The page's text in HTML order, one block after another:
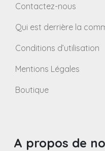
Contactez-nous
Qui est derrière la
Conditions d’utilisation
Mentions Légales
Boutique
A propos de